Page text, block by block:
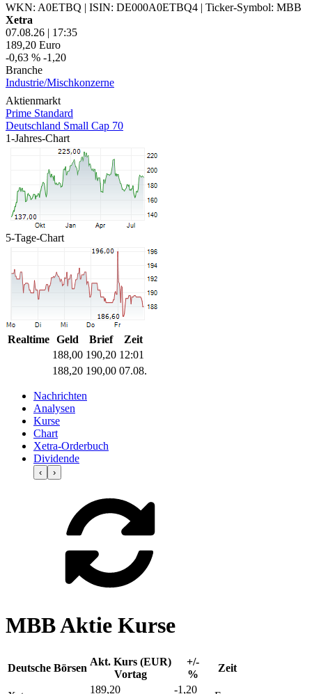
WKN: A0ETBQ | ISIN: DE000A0ETBQ4 | Ticker-Symbol: MBB
Xetra
07.08.26 | 17:35
189,20 Euro
-0,63 % -1,20
Branche
Industrie/Mischkonzerne
Aktienmarkt
Prime Standard
Deutschland Small Cap 70
1-Jahres-Chart
5-Tage-Chart
Realtime Geld Brief
Zeit
188,00 190,20 12:01
188,20 190,00 07.08.
Nachrichten
Analysen
Kurse
Chart
Xetra-Orderbuch
Dividende
‹ ›
MBB Aktie Kurse
Deutsche Börsen
Akt. Kurs (EUR)
Vortag
+/-
%
Zeit
189,20 -1,20